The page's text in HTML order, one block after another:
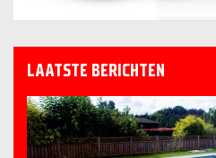
LAATSTE BERICHTEN